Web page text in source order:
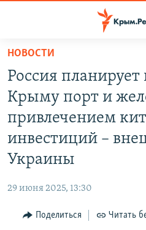
Вернуться
основному
содержанию
Вернутся
главной
навигации
Вернутся
КАРТА ВОЕННЫХ ОБЪЕКТОВ КРЫМА
ВОДА
ЕЩЕ
ТЕЛЕПРОЕКТ КРЫМ.РЕАЛИИ
НОВОСТИ
Россия планирует
Крыму порт и
привлечением
инвестиций –
Украины
29 июня 2025, 13:30
Поделиться Читать